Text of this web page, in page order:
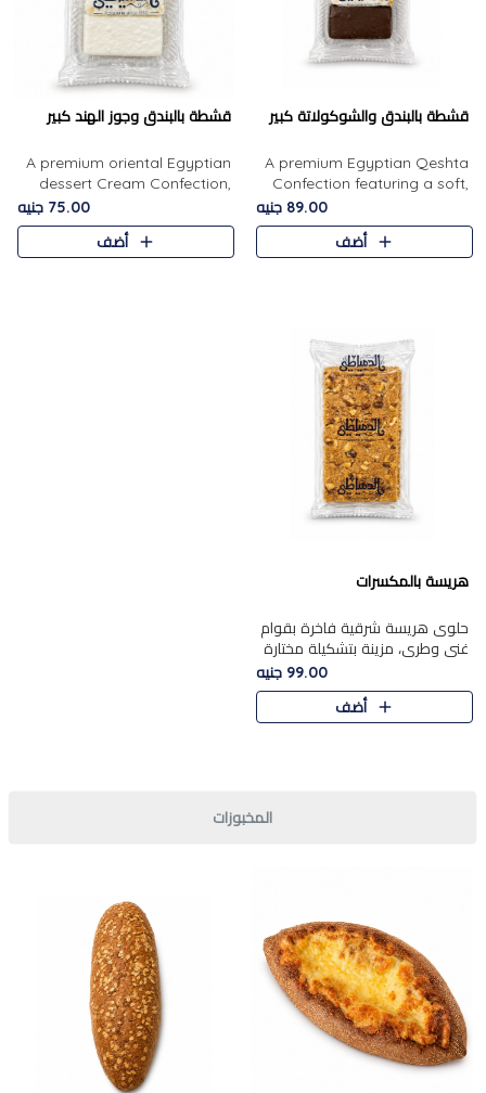
قشطة بالبندق والشوكولاتة كبير
A premium Egyptian Qeshta
Confection featuring a soft,
creamy texture paired with a
rich layer of premium
chocolate and the distinctive
89.00 جنيه
أضف
قشطة بالبندق وجوز الهند كبير
A premium oriental Egyptian
dessert Cream Confection,
featuring a soft, creamy
texture and the distinctive
flavor of roasted hazelnuts.
75.00 جنيه
أضف
هريسة بالمكسرات
حلوى هريسة شرقية فاخرة بقوام
غني وطري، مزينة بتشكيلة مختارة
من المكسرات الفاخرة التي تضيف
قرمشة مميزة ونكهة غنية في كل
قطعة. تجمع بين المذاق..
99.00 جنيه
أضف
المخبوزات